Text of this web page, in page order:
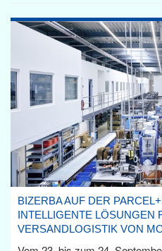
BIZERBA AUF DER
INTELLIGENTE LÖSUNGEN
VERSANDLOGISTIK VON